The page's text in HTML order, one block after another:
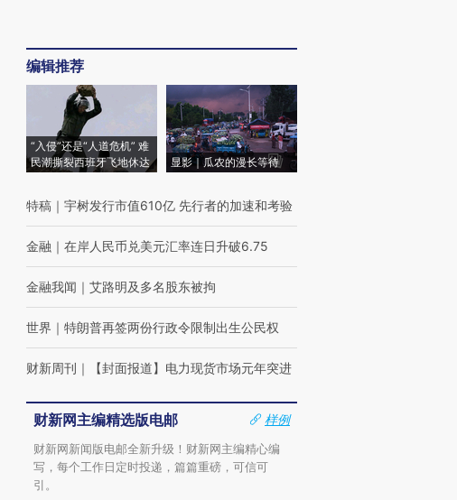
编辑推荐
“入侵”还是“人道危机” 难
民潮撕裂西班牙飞地休达
显影｜瓜农的漫长等待
特稿 ｜ 宇树发行市值610亿 先行者的加速和考验
金融 ｜ 在岸人民币兑美元汇率连日升破6.75
金融我闻 ｜ 艾路明及多名股东被拘
世界 ｜ 特朗普再签两份行政令限制出生公民权
财新周刊 ｜ 【封面报道】电力现货市场元年突进
财新网主编精选版电邮
样例
财新网新闻版电邮全新升级！财新网主编精心编
写，每个工作日定时投递，篇篇重磅，可信可
引。